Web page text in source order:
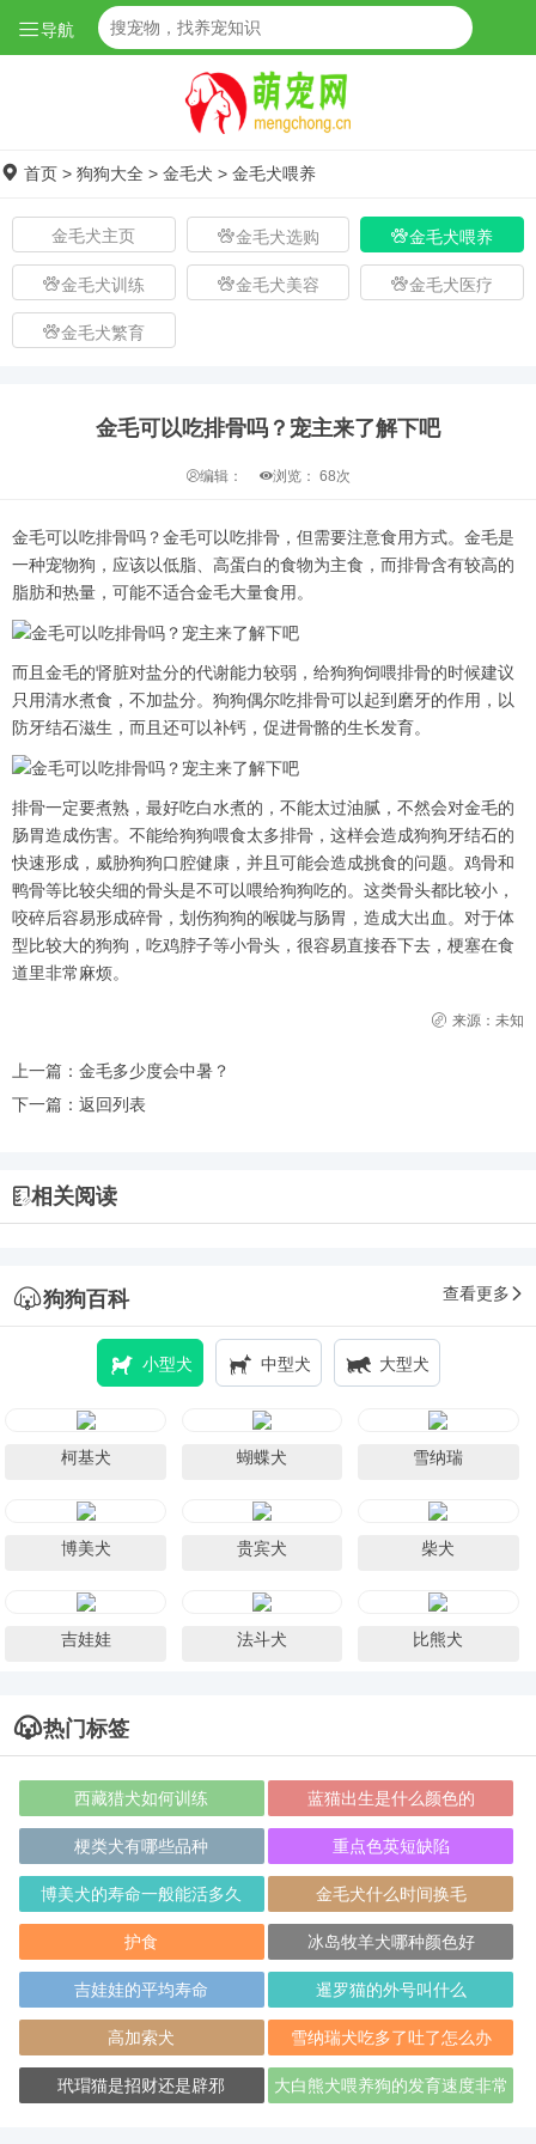
导航
首页 > 狗狗大全 > 金毛犬 > 金毛犬喂养
金毛犬主页 金毛犬选购 金毛犬喂养
金毛犬训练 金毛犬美容 金毛犬医疗
金毛犬繁育
金毛可以吃排骨吗？宠主来了解下吧
编辑： 浏览： 68次
金毛可以吃排骨吗？金毛可以吃排骨，但需要注意食用方式。金毛是
一种宠物狗，应该以低脂、高蛋白的食物为主食，而排骨含有较高的
脂肪和热量，可能不适合金毛大量食用。
而且金毛的肾脏对盐分的代谢能力较弱，给狗狗饲喂排骨的时候建议
只用清水煮食，不加盐分。狗狗偶尔吃排骨可以起到磨牙的作用，以
防牙结石滋生，而且还可以补钙，促进骨骼的生长发育。
排骨一定要煮熟，最好吃白水煮的，不能太过油腻，不然会对金毛的
肠胃造成伤害。不能给狗狗喂食太多排骨，这样会造成狗狗牙结石的
快速形成，威胁狗狗口腔健康，并且可能会造成挑食的问题。鸡骨和
鸭骨等比较尖细的骨头是不可以喂给狗狗吃的。这类骨头都比较小，
咬碎后容易形成碎骨，划伤狗狗的喉咙与肠胃，造成大出血。对于体
型比较大的狗狗，吃鸡脖子等小骨头，很容易直接吞下去，梗塞在食
道里非常麻烦。
来源：未知
上一篇： 金毛多少度会中暑？
下一篇： 返回列表
相关阅读
狗狗百科 查看更多
小型犬 中型犬 大型犬
柯基犬 蝴蝶犬 雪纳瑞
博美犬 贵宾犬 柴犬
吉娃娃 法斗犬 比熊犬
热门标签
西藏猎犬如何训练 蓝猫出生是什么颜色的
梗类犬有哪些品种 重点色英短缺陷
博美犬的寿命一般能活多久 金毛犬什么时间换毛
护食 冰岛牧羊犬哪种颜色好
吉娃娃的平均寿命 暹罗猫的外号叫什么
高加索犬 雪纳瑞犬吃多了吐了怎么办
玳瑁猫是招财还是辟邪
大白熊犬喂养狗的发育速度非常